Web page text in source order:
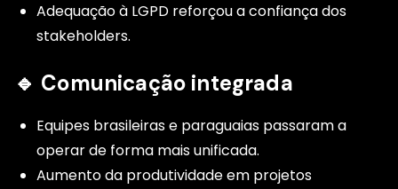
Adequação à LGPD reforçou a confiança dos
stakeholders.
🔹 Comunicação integrada
Equipes brasileiras e paraguaias passaram a
operar de forma mais unificada.
Aumento da produtividade em projetos